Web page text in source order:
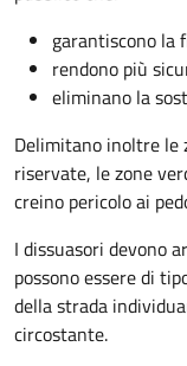
garantiscono la
rendono più
eliminano la
Delimitano inoltre le
riservate, le zone
creino pericolo ai
I dissuasori devono
possono essere di
della strada
circostante.